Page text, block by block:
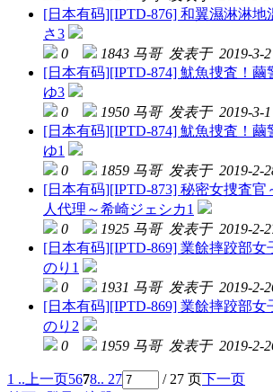
[日本有码][IPTD-876] 和翼濕淋淋
さ3
0
1843 马哥 发表于 2019-3-2
[日本有码][IPTD-874] 魷魚捜査！繭
ゆ3
0
1950 马哥 发表于 2019-3-1
[日本有码][IPTD-874] 魷魚捜査！繭
ゆ1
0
1859 马哥 发表于 2019-2-
[日本有码][IPTD-873] 秘密女捜査官
人代理～希崎ジェシカ1
0
1925 马哥 发表于 2019-2-
[日本有码][IPTD-869] 業餘摔跤部女
のり1
0
1931 马哥 发表于 2019-2-
[日本有码][IPTD-869] 業餘摔跤部女
のり2
0
1959 马哥 发表于 2019-2-
1 .. 上一页5678.. 27 / 27 页下一页